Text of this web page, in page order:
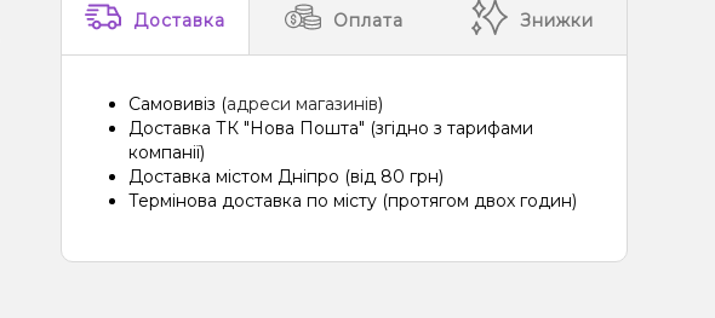
Доставка Оплата Знижки
Самовивіз (адреси магазинів)
Доставка ТК "Нова Пошта" (згідно з тарифами
компанії)
Доставка містом Дніпро (від 80 грн)
Термінова доставка по місту (протягом двох годин)